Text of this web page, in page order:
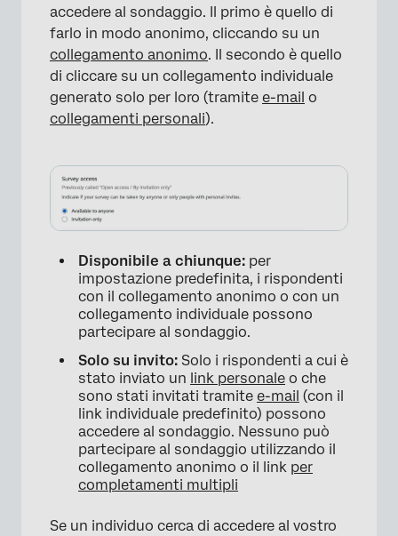
×
accedere al sondaggio. Il primo è quello di
farlo in modo anonimo, cliccando su un
collegamento anonimo. Il secondo è quello
di cliccare su un collegamento individuale
generato solo per loro (tramite e-mail o
collegamenti personali).
Disponibile a chiunque: per
impostazione predefinita, i rispondenti
con il collegamento anonimo o con un
collegamento individuale possono
partecipare al sondaggio.
Solo su invito: Solo i rispondenti a cui è
stato inviato un link personale o che
sono stati invitati tramite e-mail (con il
link individuale predefinito) possono
accedere al sondaggio. Nessuno può
partecipare al sondaggio utilizzando il
collegamento anonimo o il link per
completamenti multipli
Se un individuo cerca di accedere al vostro